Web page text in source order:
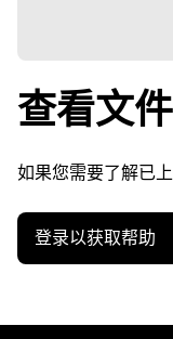
查看文
如果您需要了解已
登录以获取帮助